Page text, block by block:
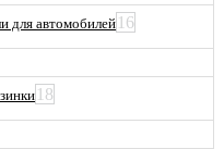
для автомобилей 16
18